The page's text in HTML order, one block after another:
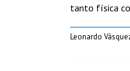
tanto física
Leonardo